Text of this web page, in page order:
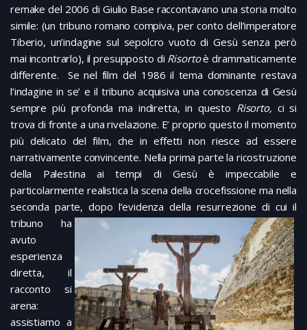
remake del 2006 di Giulio Base raccontavano una storia molto
simile: (un tribuno romano compiva, per conto dell’imperatore
Tiberio, un’indagine sul sepolcro vuoto di Gesù senza però
mai incontrarlo), il presupposto di Risortoè drammaticamente
differente. Se nel film del 1986 il tema dominante restava
l’indagine in se’ e il tribuno acquisiva una conoscenza di Gesù
sempre più profonda ma indiretta, in questo Risorto, ci si
trova di fronte a una rivelazione. E’ proprio questo il momento
più delicato del film, che in effetti non riesce ad essere
narrativamente convincente. Nella prima parte la ricostruzione
della Palestina ai tempi di Gesù è impeccabile e
particolarmente realistica la scena della crocefissione ma nella
seconda parte, dopo l’evidenza della resurrezione di cui il
tribuno ha
avuto
esperienza
diretta, il
racconto si
arena:
assistiamo a